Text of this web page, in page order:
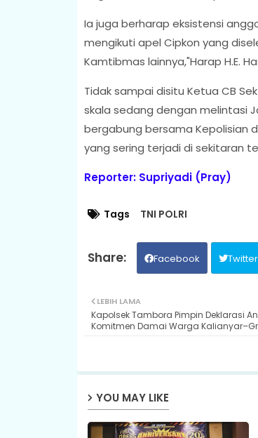
Ia juga berharap eksistensi
mengikuti apel Cipkon yang
Kamtibmas lainnya,"Harap H.E.
Tidak sampai disitu Ketua CB
skala sedang dengan melintasi
bergabung bersama Kepolisian
yang sering terjadi di sekitaran
Reporter: Supriyadi (Pray)
Tags TNI POLRI
Facebook Twitter
LEBIH LAMA
Kapolsek Tambora Pimpin Deklarasi
Komitmen Damai Warga
YOU MAY LIKE